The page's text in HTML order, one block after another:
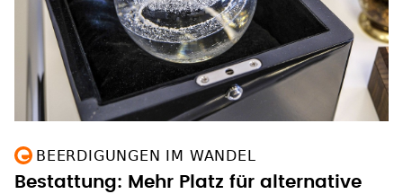
BEERDIGUNGEN IM WANDEL
Bestattung: Mehr Platz für alternative